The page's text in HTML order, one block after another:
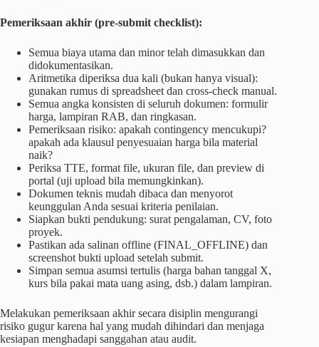
Pemeriksaan akhir (pre-submit checklist):
Semua biaya utama dan minor telah dimasukkan dan
didokumentasikan.
Aritmetika diperiksa dua kali (bukan hanya visual):
gunakan rumus di spreadsheet dan cross-check manual.
Semua angka konsisten di seluruh dokumen: formulir
harga, lampiran RAB, dan ringkasan.
Pemeriksaan risiko: apakah contingency mencukupi?
apakah ada klausul penyesuaian harga bila material
naik?
Periksa TTE, format file, ukuran file, dan preview di
portal (uji upload bila memungkinkan).
Dokumen teknis mudah dibaca dan menyorot
keunggulan Anda sesuai kriteria penilaian.
Siapkan bukti pendukung: surat pengalaman, CV, foto
proyek.
Pastikan ada salinan offline (FINAL_OFFLINE) dan
screenshot bukti upload setelah submit.
Simpan semua asumsi tertulis (harga bahan tanggal X,
kurs bila pakai mata uang asing, dsb.) dalam lampiran.
Melakukan pemeriksaan akhir secara disiplin mengurangi
risiko gugur karena hal yang mudah dihindari dan menjaga
kesiapan menghadapi sanggahan atau audit.